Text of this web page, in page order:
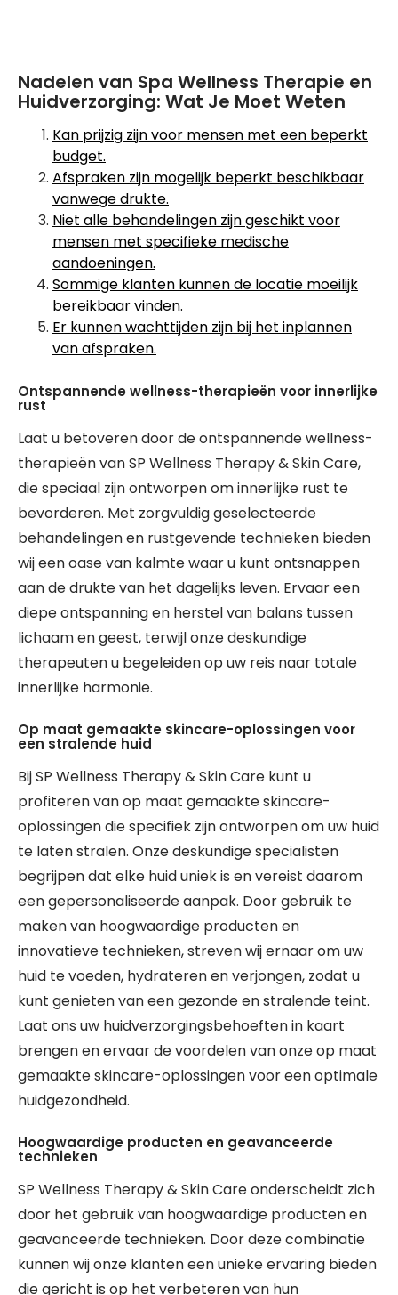
Nadelen van Spa Wellness Therapie en
Huidverzorging: Wat Je Moet Weten
Kan prijzig zijn voor mensen met een beperkt
budget.
Afspraken zijn mogelijk beperkt beschikbaar
vanwege drukte.
Niet alle behandelingen zijn geschikt voor
mensen met specifieke medische
aandoeningen.
Sommige klanten kunnen de locatie moeilijk
bereikbaar vinden.
Er kunnen wachttijden zijn bij het inplannen
van afspraken.
Ontspannende wellness-therapieën voor innerlijke
rust
Laat u betoveren door de ontspannende wellness-
therapieën van SP Wellness Therapy & Skin Care,
die speciaal zijn ontworpen om innerlijke rust te
bevorderen. Met zorgvuldig geselecteerde
behandelingen en rustgevende technieken bieden
wij een oase van kalmte waar u kunt ontsnappen
aan de drukte van het dagelijks leven. Ervaar een
diepe ontspanning en herstel van balans tussen
lichaam en geest, terwijl onze deskundige
therapeuten u begeleiden op uw reis naar totale
innerlijke harmonie.
Op maat gemaakte skincare-oplossingen voor
een stralende huid
Bij SP Wellness Therapy & Skin Care kunt u
profiteren van op maat gemaakte skincare-
oplossingen die specifiek zijn ontworpen om uw huid
te laten stralen. Onze deskundige specialisten
begrijpen dat elke huid uniek is en vereist daarom
een gepersonaliseerde aanpak. Door gebruik te
maken van hoogwaardige producten en
innovatieve technieken, streven wij ernaar om uw
huid te voeden, hydrateren en verjongen, zodat u
kunt genieten van een gezonde en stralende teint.
Laat ons uw huidverzorgingsbehoeften in kaart
brengen en ervaar de voordelen van onze op maat
gemaakte skincare-oplossingen voor een optimale
huidgezondheid.
Hoogwaardige producten en geavanceerde
technieken
SP Wellness Therapy & Skin Care onderscheidt zich
door het gebruik van hoogwaardige producten en
geavanceerde technieken. Door deze combinatie
kunnen wij onze klanten een unieke ervaring bieden
die gericht is op het verbeteren van hun